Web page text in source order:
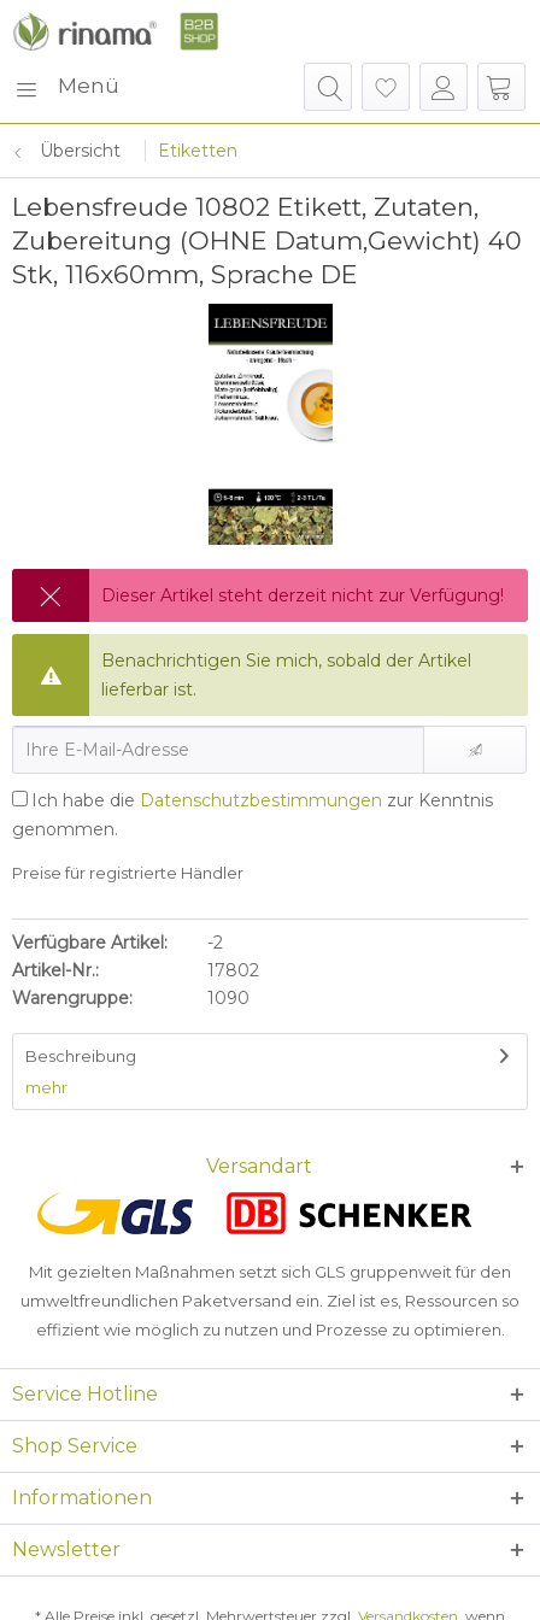
Menü
Übersicht Etiketten
Lebensfreude 10802 Etikett, Zutaten,
Zubereitung (OHNE Datum,Gewicht) 40
Stk, 116x60mm, Sprache DE
Dieser Artikel steht derzeit nicht zur Verfügung!
Benachrichtigen Sie mich, sobald der Artikel
lieferbar ist.
Ich habe die Datenschutzbestimmungen zur Kenntnis
genommen.
Preise für registrierte Händler
Verfügbare Artikel:
-2
Artikel-Nr.:
17802
Warengruppe:
1090
Beschreibung
mehr
Versandart
Mit gezielten Maßnahmen setzt sich GLS gruppenweit für den
umweltfreundlichen Paketversand ein. Ziel ist es, Ressourcen so
effizient wie möglich zu nutzen und Prozesse zu optimieren.
Service Hotline
Shop Service
Informationen
Newsletter
* Alle Preise inkl. gesetzl. Mehrwertsteuer zzgl. Versandkosten , wenn